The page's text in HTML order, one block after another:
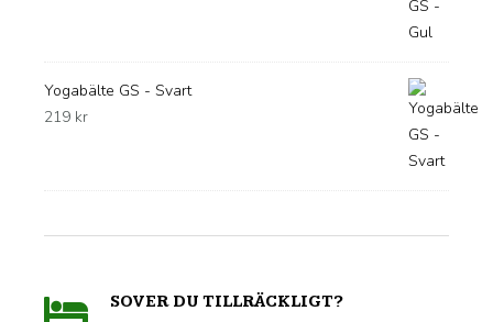
Yogabälte GS - Svart
219 kr
SOVER DU TILLRÄCKLIGT?